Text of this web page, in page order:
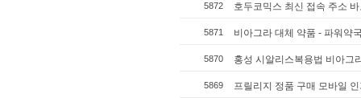
5872 호두코믹스 최신 접속 주소
5871 비아그라 대체 약품 - 파워약
5870 홍성 시알리스복용법 비아그
5869 프릴리지 정품 구매 모바일